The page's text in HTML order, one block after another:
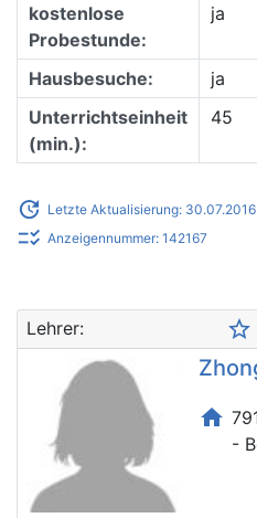
kostenlose
Probestunde:
ja
Hausbesuche:
ja
Unterrichtseinheit
(min.):
45
update Letzte Aktualisierung: 30.07.2016
checklist_rtl Anzeigennummer: 142167
Lehrer: star_border
home
-